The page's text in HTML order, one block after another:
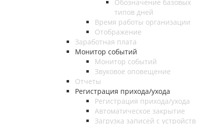
Обозначение базовых
типов дней
Время работы организации
Отображение
Заработная плата
Монитор событий
Монитор событий
Звуковое оповещение
Отчеты
Регистрация прихода/ухода
Регистрация прихода/ухода
Автоматическое закрытие
Загрузка записей с устройств